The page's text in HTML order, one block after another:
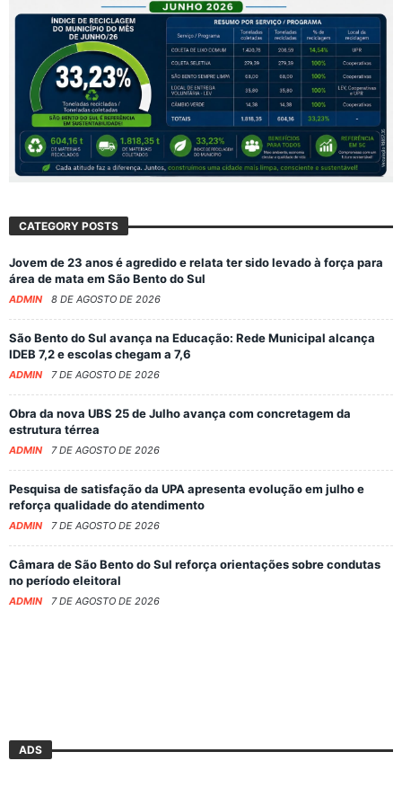
CATEGORY POSTS
Jovem de 23 anos é agredido e relata ter sido levado à força para
área de mata em São Bento do Sul
ADMIN 8 DE AGOSTO DE 2026
São Bento do Sul avança na Educação: Rede Municipal alcança
IDEB 7,2 e escolas chegam a 7,6
ADMIN 7 DE AGOSTO DE 2026
Obra da nova UBS 25 de Julho avança com concretagem da
estrutura térrea
ADMIN 7 DE AGOSTO DE 2026
Pesquisa de satisfação da UPA apresenta evolução em julho e
reforça qualidade do atendimento
ADMIN 7 DE AGOSTO DE 2026
Câmara de São Bento do Sul reforça orientações sobre condutas
no período eleitoral
ADMIN 7 DE AGOSTO DE 2026
ADS